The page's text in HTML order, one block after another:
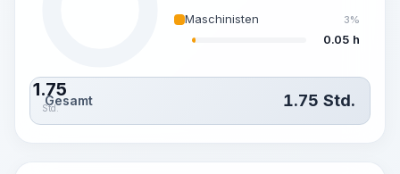
1.75
Std.
Maschinisten 3%
0.05 h
Gesamt 1.75 Std.